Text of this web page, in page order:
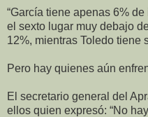
“García tiene apenas 6%
el sexto lugar muy debajo
12%, mientras Toledo tiene
Pero hay quienes aún
El secretario general del
ellos quien expresó: “No